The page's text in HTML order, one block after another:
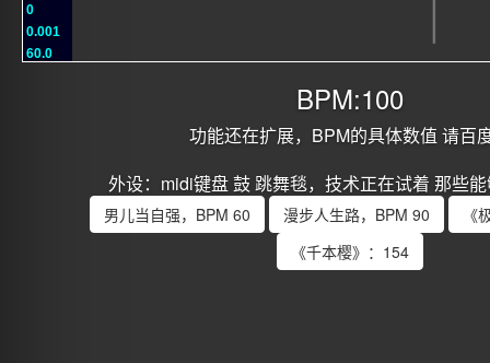
0
0.001
60.0
BPM:100
功能还在扩展，BPM的具体数值 请百
外设：midi键盘 鼓 跳舞毯，技术正在试着 那些
男儿当自强，BPM 60 漫步人生路，BPM 90
《
《千本樱》：154